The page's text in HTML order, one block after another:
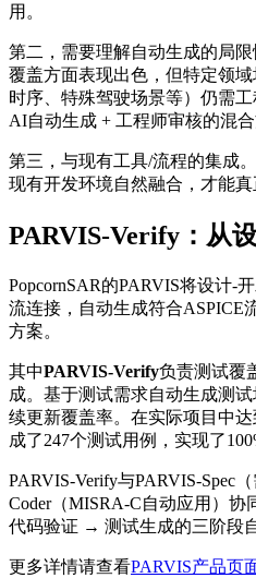
用。
第二，需要理解自动生成的局
覆盖方面表现出色，但特定领
时序、特殊驾驶场景等）仍需
AI自动生成 + 工程师审核的混合
第三，与现有工具/流程的集成
现有开发环境自然融合，才能真
PARVIS-Verify：从
PopcornSAR的PARVIS将设计-
流连接，自动生成符合ASPICE
方案。
其中PARVIS-Verify负责测试覆
成。基于测试需求自动生成测
续更新覆盖率。在实际项目中
成了247个测试用例，实现了
PARVIS-Verify与PARVIS-Spec
Coder（MISRA-C自动应用）
代码验证 → 测试生成的三阶段
更多详情请查看PARVIS产品页